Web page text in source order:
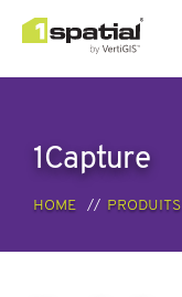
1Capture
HOME PRODUITS